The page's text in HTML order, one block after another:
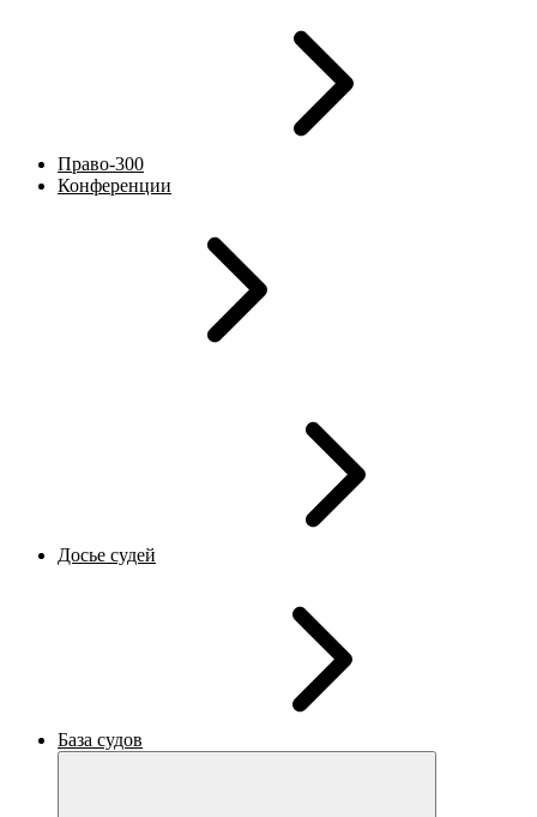
Право-300
Конференции
Досье судей
База судов